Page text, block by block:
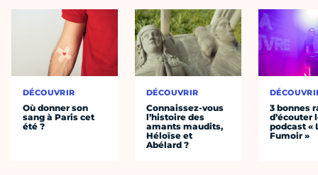
DÉCOUVRIR
Où donner son
sang à Paris cet
été ?
DÉCOUVRIR
Connaissez-vous
l’histoire des
amants maudits,
Héloïse et
Abélard ?
3 bonnes
d’écouter
podcast «
Fumoir »